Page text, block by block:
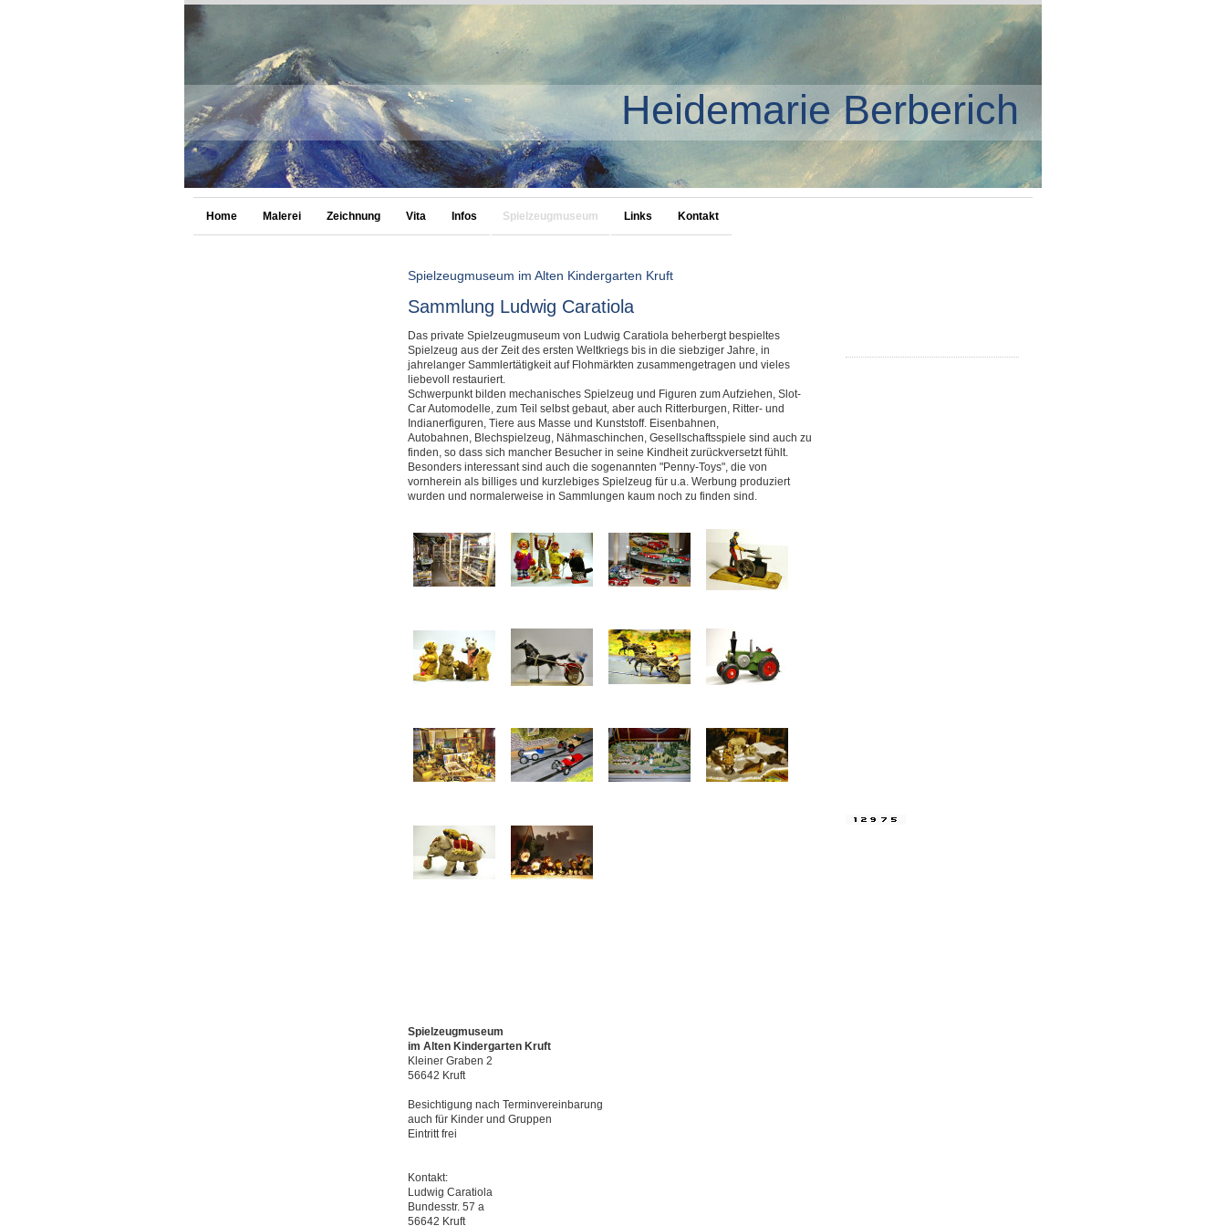
Heidemarie Berberich
Home Malerei Zeichnung Vita Infos Spielzeugmuseum Links Kontakt
Spielzeugmuseum im Alten Kindergarten Kruft
Sammlung Ludwig Caratiola
Das private Spielzeugmuseum von Ludwig Caratiola beherbergt bespieltes
Spielzeug aus der Zeit des ersten Weltkriegs bis in die siebziger Jahre, in
jahrelanger Sammlertätigkeit auf Flohmärkten zusammengetragen und vieles
liebevoll restauriert.
Schwerpunkt bilden mechanisches Spielzeug und Figuren zum Aufziehen, Slot-
Car Automodelle, zum Teil selbst gebaut, aber auch Ritterburgen, Ritter- und
Indianerfiguren, Tiere aus Masse und Kunststoff. Eisenbahnen,
Autobahnen, Blechspielzeug, Nähmaschinchen, Gesellschaftsspiele sind auch zu
finden, so dass sich mancher Besucher in seine Kindheit zurückversetzt fühlt.
Besonders interessant sind auch die sogenannten "Penny-Toys", die von
vornherein als billiges und kurzlebiges Spielzeug für u.a. Werbung produziert
wurden und normalerweise in Sammlungen kaum noch zu finden sind.
Spielzeugmuseum
im Alten Kindergarten Kruft
Kleiner Graben 2
56642 Kruft
Besichtigung nach Terminvereinbarung
auch für Kinder und Gruppen
Eintritt frei
Kontakt:
Ludwig Caratiola
Bundesstr. 57 a
56642 Kruft